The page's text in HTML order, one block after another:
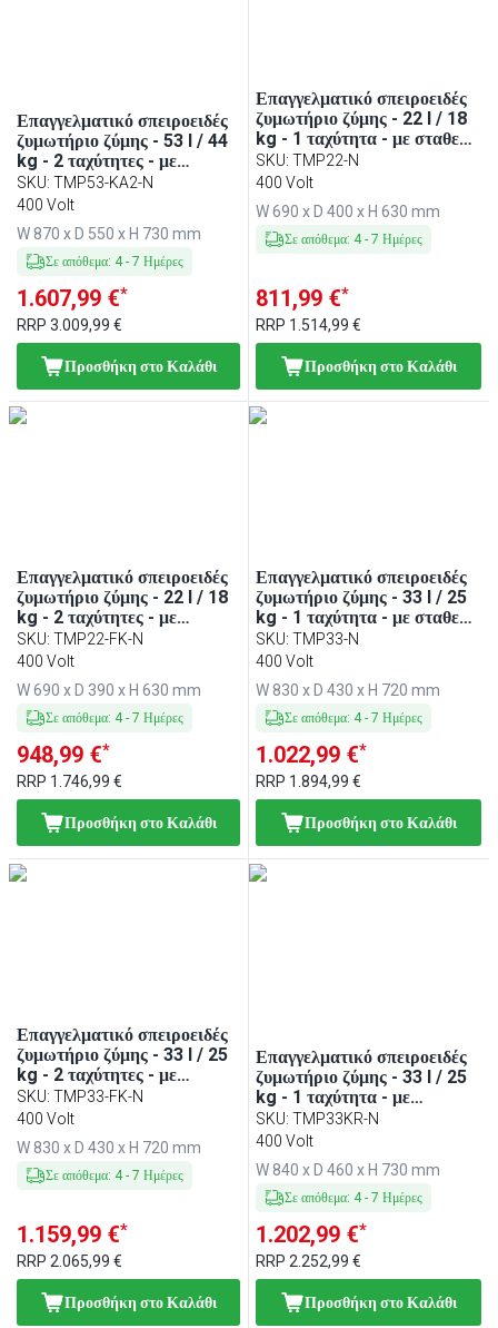
Επαγγελματικό σπειροειδές
ζυμωτήριο ζύμης - 53 l / 44
kg - 2 ταχύτητες - με
αποσπώμενο κάδο &
ανοιγόμενη κεφαλή - με
SKU: TMP53-KA2-N
400 Volt
W 870 x D 550 x H 730 mm
Σε απόθεμα: 4- 7 Ημέρες
1.607,99 €*
RRP 3.009,99 €
Προσθήκη στο Καλάθι
Επαγγελματικό σπειροειδές
ζυμωτήριο ζύμης - 22 l / 18
kg - 1 ταχύτητα - με σταθερό
κάδο - με χρονοδιακόπτη -
400 V
SKU:TMP22-N
400 Volt
W 690 x D 400 x H 630 mm
Σε απόθεμα: 4-7 Ημέρες
811,99 €*
RRP 1.514,99 €
Προσθήκη στο Καλάθι
Επαγγελματικό σπειροειδές
ζυμωτήριο ζύμης - 22 l / 18
kg - 2 ταχύτητες - με
σταθερό κάδο - με
χρονοδιακόπτη - 400 V
SKU: TMP22-FK-N
400 Volt
W 690 x D 390 x H 630 mm
Σε απόθεμα: 4- 7 Ημέρες
948,99 €*
RRP 1.746,99 €
Προσθήκη στο Καλάθι
Επαγγελματικό σπειροειδές
ζυμωτήριο ζύμης - 33 l / 25
kg - 1 ταχύτητα - με σταθερό
κάδο - με χρονοδιακόπτη -
400 V
SKU:TMP33-N
400 Volt
W 830 x D 430 x H 720 mm
Σε απόθεμα: 4-7 Ημέρες
1.022,99 €*
RRP 1.894,99 €
Προσθήκη στο Καλάθι
Επαγγελματικό σπειροειδές
ζυμωτήριο ζύμης - 33 l / 25
kg - 2 ταχύτητες - με
σταθερό κάδο - με
χρονοδιακόπτη - 400 V
SKU: TMP33-FK-N
400 Volt
W 830 x D 430 x H 720 mm
Σε απόθεμα: 4- 7 Ημέρες
1.159,99 €*
RRP 2.065,99 €
Προσθήκη στο Καλάθι
Επαγγελματικό σπειροειδές
ζυμωτήριο ζύμης - 33 l / 25
kg - 1 ταχύτητα - με
αποσπώμενο κάδο &
ανοιγόμενη κεφαλή - με
SKU:TMP33KR-N
400 Volt
W 840 x D 460 x H 730 mm
Σε απόθεμα: 4-7 Ημέρες
1.202,99 €*
RRP2.252,99 €
Προσθήκη στο Καλάθι